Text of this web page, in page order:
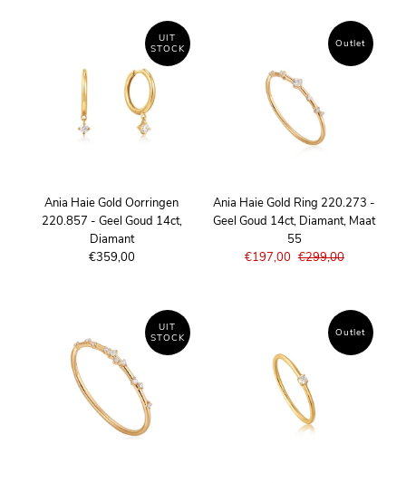
UIT
STOCK
Ania Haie Gold Oorringen
220.857 - Geel Goud 14ct,
Diamant
€359,00
Outlet
Ania Haie Gold Ring 220.273 -
Geel Goud 14ct, Diamant, Maat
55
€197,00 €299,00
UIT
STOCK
Outlet